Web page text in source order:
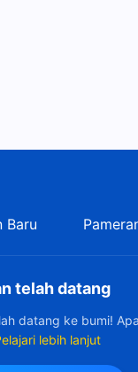
Baru
telah datang
datang ke bumi!
lebih lanjut